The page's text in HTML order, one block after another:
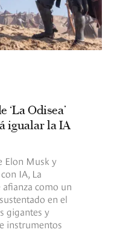
‘La Odisea’
igualar la IA
Elon Musk y
IA, La
como un
en el
gigantes y
instrumentos